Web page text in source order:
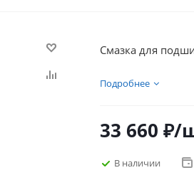
Смазка для
Подробнее
33 660 ₽/
В наличии